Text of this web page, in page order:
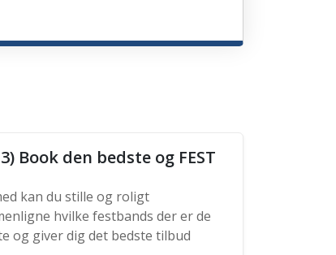
3) Book den bedste og FEST
kan du stille og roligt
hvilke festbands der er de
og giver dig det bedste tilbud